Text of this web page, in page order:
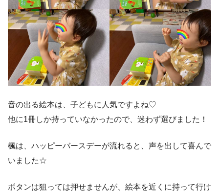
音の出る絵本は、子どもに人気ですよね♡
他に1冊しか持っていなかったので、迷わず選びました！
楓は、ハッピーバースデーが流れると、声を出して喜んで
いました☆
ボタンは狙っては押せませんが、絵本を近くに持って行け